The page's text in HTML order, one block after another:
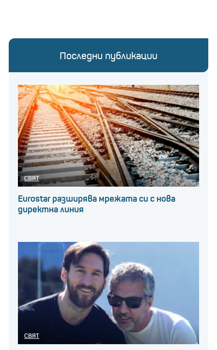
Последни публикации
СВЯТ
Eurostar разширява мрежата си с нова
директна линия
СВЯТ